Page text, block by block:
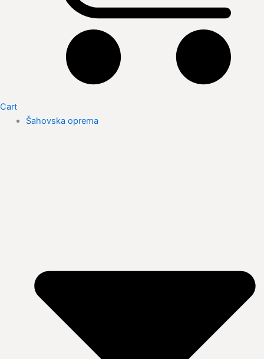
Cart
Šahovska oprema